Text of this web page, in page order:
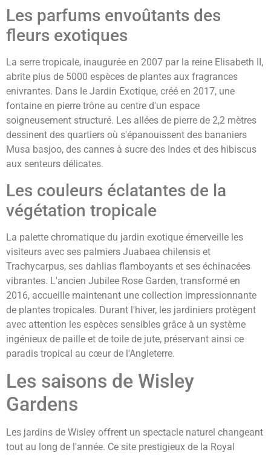
Les parfums envoûtants des
fleurs exotiques
La serre tropicale, inaugurée en 2007 par la reine Elisabeth II,
abrite plus de 5000 espèces de plantes aux fragrances
enivrantes. Dans le Jardin Exotique, créé en 2017, une
fontaine en pierre trône au centre d'un espace
soigneusement structuré. Les allées de pierre de 2,2 mètres
dessinent des quartiers où s'épanouissent des bananiers
Musa basjoo, des cannes à sucre des Indes et des hibiscus
aux senteurs délicates.
Les couleurs éclatantes de la
végétation tropicale
La palette chromatique du jardin exotique émerveille les
visiteurs avec ses palmiers Juabaea chilensis et
Trachycarpus, ses dahlias flamboyants et ses échinacées
vibrantes. L'ancien Jubilee Rose Garden, transformé en
2016, accueille maintenant une collection impressionnante
de plantes tropicales. Durant l'hiver, les jardiniers protègent
avec attention les espèces sensibles grâce à un système
ingénieux de paille et de toile de jute, préservant ainsi ce
paradis tropical au cœur de l'Angleterre.
Les saisons de Wisley
Gardens
Les jardins de Wisley offrent un spectacle naturel changeant
tout au long de l'année. Ce site prestigieux de la Royal